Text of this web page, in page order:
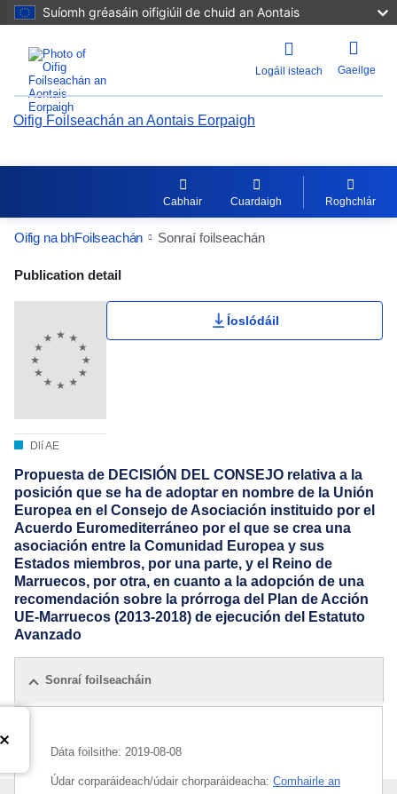
Suíomh gréasáin oifigiúil de chuid an Aontais
Logáil isteach Gaeilge
Oifig Foilseachán an Aontais Eorpaigh
Cabhair Cuardaigh Roghchlár
Oifig na bhFoilseachán Sonraí foilseachán
Publication Detail Actions Portlet
Publication detail
Dlí AE
Íoslódáil
Propuesta de DECISIÓN DEL CONSEJO relativa a la
posición que se ha de adoptar en nombre de la Unión
Europea en el Consejo de Asociación instituido por el
Acuerdo Euromediterráneo por el que se crea una
asociación entre la Comunidad Europea y sus
Estados miembros, por una parte, y el Reino de
Marruecos, por otra, en cuanto a la adopción de una
recomendación sobre la prórroga del Plan de Acción
UE-Marruecos (2013-2018) de ejecución del Estatuto
Avanzado
Sonraí foilseacháin
Dáta foilsithe: 2019-08-08
Údar corparáideach/údair chorparáideacha: Comhairle an